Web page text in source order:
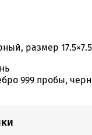
размер
999 пробы,